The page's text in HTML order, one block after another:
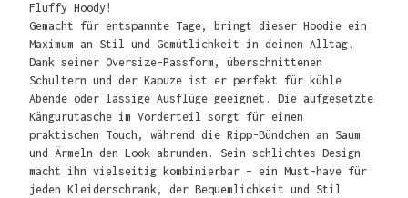
Fluffy Hoody!
Gemacht für entspannte Tage, bringt dieser Hoodie ein
Maximum an Stil und Gemütlichkeit in deinen Alltag.
Dank seiner Oversize-Passform, überschnittenen
Schultern und der Kapuze ist er perfekt für kühle
Abende oder lässige Ausflüge geeignet. Die aufgesetzte
Kängurutasche im Vorderteil sorgt für einen
praktischen Touch, während die Ripp-Bündchen an Saum
und Ärmeln den Look abrunden. Sein schlichtes Design
macht ihn vielseitig kombinierbar – ein Must-have für
jeden Kleiderschrank, der Bequemlichkeit und Stil